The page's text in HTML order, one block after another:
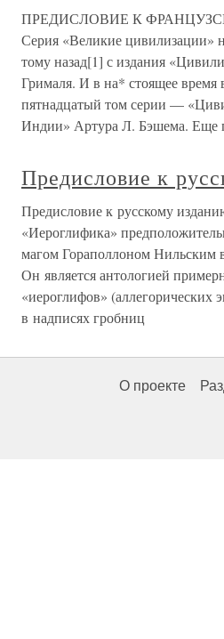
ПРЕДИСЛОВИЕ К
Серия «Великие цивилизации»
тому назад[1] с издания
Грималя. И в на* стоящее время
пятнадцатый том серии —
Индии» Артура Л. Бэшема. Еще
Предисловие к
Предисловие к русскому
«Иероглифика»
магом Гораполлоном Нильским
Он является антологией
«иероглифов» (аллегорических
в надписях гробниц
О проекте